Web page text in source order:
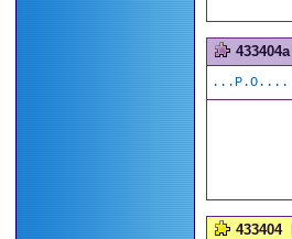
433404a
...P.O....
433404